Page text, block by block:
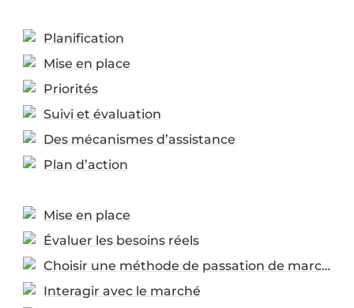
Planification
Mise en place
Priorités
Suivi et évaluation
Des mécanismes d’assistance
Plan d’action
Mise en place
Évaluer les besoins réels
Choisir une méthode de passation de marchés
Interagir avec le marché